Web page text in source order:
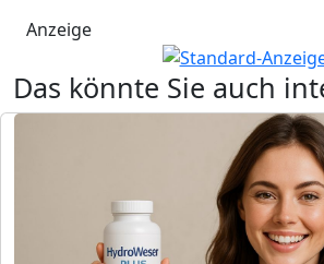
Anzeige
Das könnte Sie auch